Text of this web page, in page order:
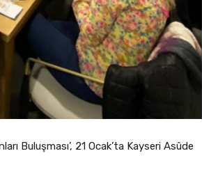
Buluşması’, 21 Ocak’ta Kayseri Asûde